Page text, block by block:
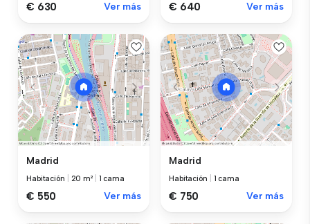
€ 630 Ver más € 640 Ver más
Madrid
Habitación 20 m² 1 cama
€ 550 Ver más
Madrid
Habitación 1 cama
€ 750 Ver más